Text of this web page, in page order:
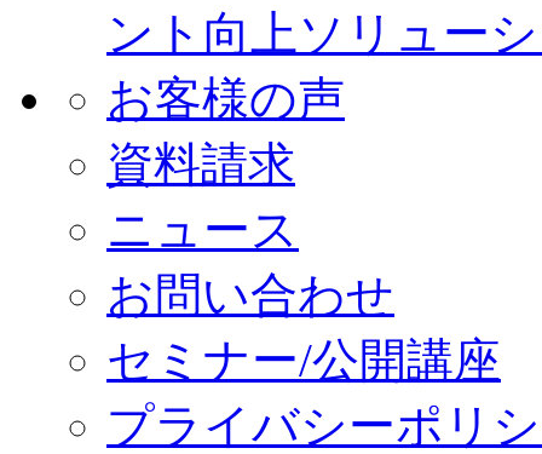
ント向上ソリュー
お客様の声
資料請求
ニュース
お問い合わせ
セミナー/公開講座
プライバシーポリ